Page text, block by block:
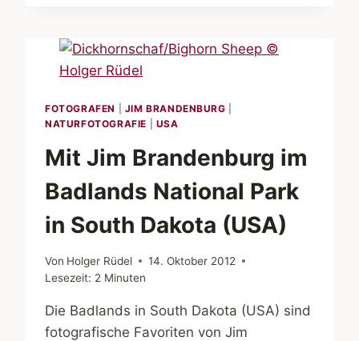
DEN
BLACK
HILLS
SOUTH
DAKOTA
FOTOGRAFEN JIM BRANDENBURG
NATURFOTOGRAFIE
USA
Mit Jim Brandenburg im
Badlands National Park
in South Dakota (USA)
Von Holger Rüdel
14. Oktober 2012
Lesezeit: 2 Minuten
Die Badlands in South Dakota (USA) sind
fotografische Favoriten von Jim